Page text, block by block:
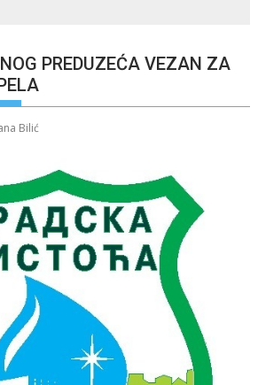
PREDUZEĆA VEZAN ZA
Bilić